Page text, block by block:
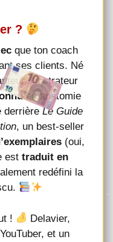
?
que ton coach
ses clients. Né
illustrateur
en anatomie
derrièreLe Guide
, un best-seller
(oui,
esttraduit en
redéfini la
!
Delavier,
et un